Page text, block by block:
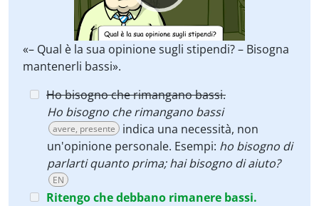
«– Qual è la sua opinione sugli stipendi? – Bisogna
mantenerli bassi».
Ho bisogno che rimangano bassi.
Ho bisogno che rimangano bassi
avere, presente
indica una necessità, non
un'opinione personale. Esempi: ho bisogno di
parlarti quanto prima; hai bisogno di aiuto?
EN
Ritengo che debbano rimanere bassi.